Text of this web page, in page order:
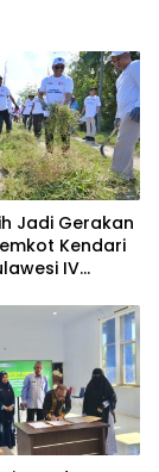
Jadi Gerakan
Kendari
IV